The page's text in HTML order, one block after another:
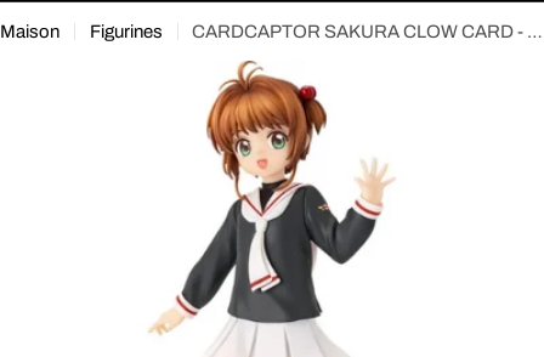
Maison Figurines CARDCAPTOR SAKURA CLOW CARD - Sakura Kinomoto - Pop Up Parade
le média 0 en mode modal